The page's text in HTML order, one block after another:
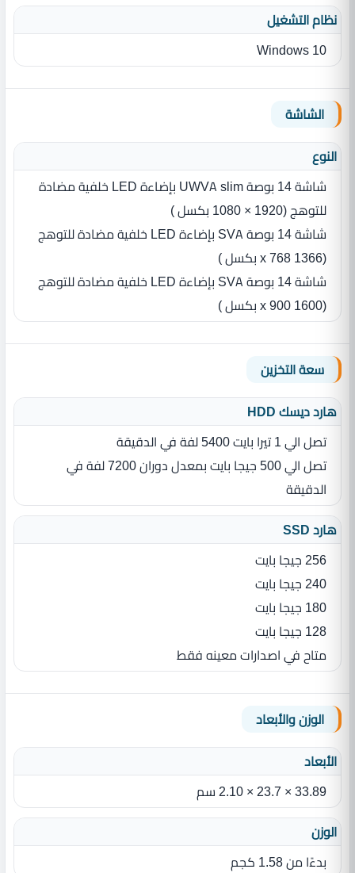
نظام التشغيل
Windows 10
الشاشة
النوع
شاشة 14‏ بوصة UWVA slim بإضاءة LED‏ خلفية مضادة
للتوهج (1920‏ ‏×‏ 1080 بكسل ‏)
شاشة 14‏ بوصة SVA‏ بإضاءة LED‏ خلفية مضادة للتوهج
(1366 x 768 بكسل ‏)
شاشة 14‏ بوصة SVA‏ بإضاءة LED‏ خلفية مضادة للتوهج
(1600 x 900 بكسل ‏)
سعة التخزين
هارد ديسك HDD
تصل الي 1 تيرا بايت 5400 لفة في الدقيقة
تصل الي 500 جيجا بايت بمعدل دوران 7200 لفة في
الدقيقة
هارد SSD
256 جيجا بايت
240 جيجا بايت
180 جيجا بايت
128 جيجا بايت
متاح في اصدارات معينه فقط
الوزن والأبعاد
الأبعاد
33.89 ‏×‏ 23.7‏ ‏×‏ 2.10‏ سم
الوزن
بدءًا من 1.58‏ كجم